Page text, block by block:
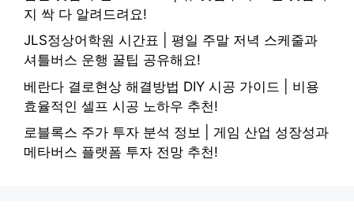
지 싹 다 알려드려요!
JLS정상어학원 시간표 | 평일 주말 저녁 스케줄과
셔틀버스 운행 꿀팁 공유해요!
베란다 결로현상 해결방법 DIY 시공 가이드 | 비용
효율적인 셀프 시공 노하우 추천!
로블록스 주가 투자 분석 정보 | 게임 산업 성장성과
메타버스 플랫폼 투자 전망 추천!